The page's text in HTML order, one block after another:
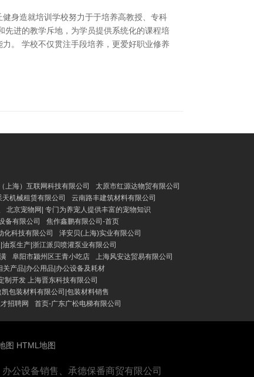
身造就培训学校努力于于培养高教授、专科
进的教学斥地，为学员提供系统化的课程培
。 学校不仅贯注手段培养，更爱好职业修养
上海）互联网科技有限公司
太原市红源达物贸有限公司
机械租赁有限公司
云南路丰建筑材料有限公司
北京宠物网| 专门为养宠人提供丰富的宠物知识
备有限公司
焦作鑫鹏有限公司-首页
化科技有限公司
泽安贝(上海)实业有限公司
泵生产|浙江派贝喷灌泵业有限公司
阜阳市颍州区王青小吃店
上海风安达贸易有限公司
产品|办公用品|办公设备及耗材
制开发 上海晋东科技有限公司
凯包装材料有限公司|包装材料销售
招聘网 首页-广东广松电梯有限公司
图 HTML地图
公设备销售、承德保番商贸有限公司